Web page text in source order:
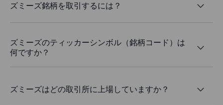
ズミーズ銘柄を取引するには？
ズミーズのティッカーシンボル（銘柄コード）は
何ですか？
ズミーズはどの取引所に上場していますか？